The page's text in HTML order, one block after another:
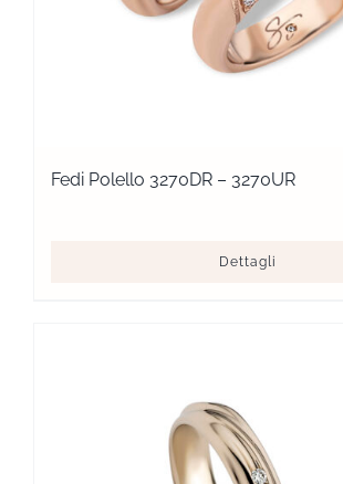
Fedi Polello 3270DR – 3270UR
Dettagli